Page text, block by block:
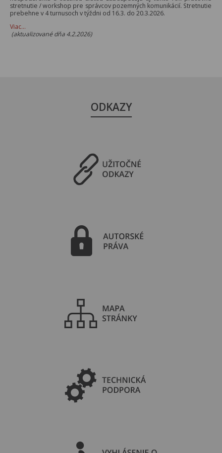
stretnutie / workshop pre správcov pozemných komunikácií. Stretnutie
prebehne v 4 turnusoch v týždni od 16.3. do 20.3.2026.
Viac…
(aktualizované dňa 4.2.2026)
ODKAZY